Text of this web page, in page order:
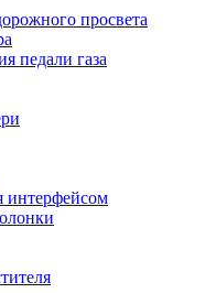
просвета
педали газа
интерфейсом